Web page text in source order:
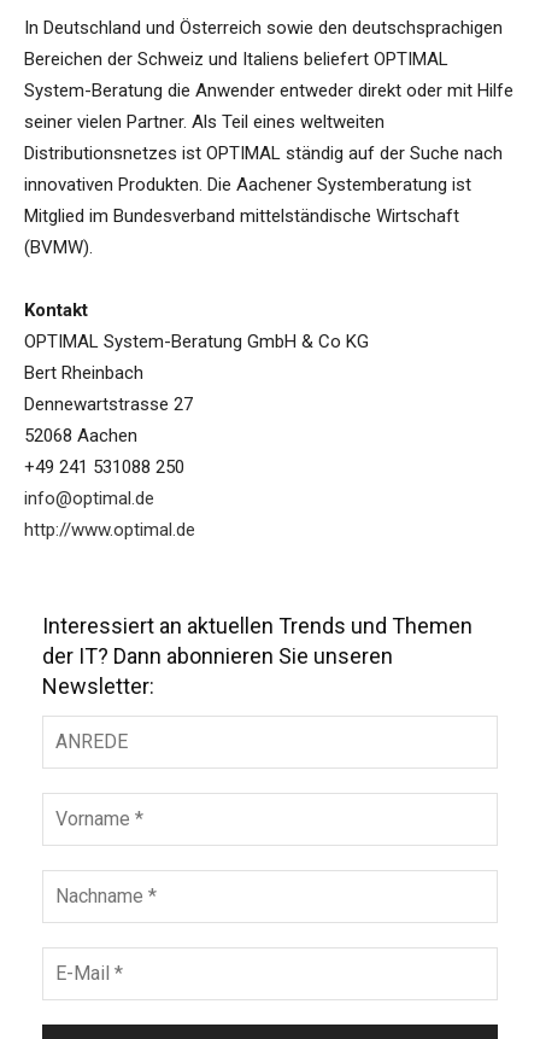
In Deutschland und Österreich sowie den deutschsprachigen
Bereichen der Schweiz und Italiens beliefert OPTIMAL
System-Beratung die Anwender entweder direkt oder mit Hilfe
seiner vielen Partner. Als Teil eines weltweiten
Distributionsnetzes ist OPTIMAL ständig auf der Suche nach
innovativen Produkten. Die Aachener Systemberatung ist
Mitglied im Bundesverband mittelständische Wirtschaft
(BVMW).
Kontakt
OPTIMAL System-Beratung GmbH & Co KG
Bert Rheinbach
Dennewartstrasse 27
52068 Aachen
+49 241 531088 250
info@optimal.de
http://www.optimal.de
Interessiert an aktuellen Trends und Themen
der IT? Dann abonnieren Sie unseren
Newsletter: